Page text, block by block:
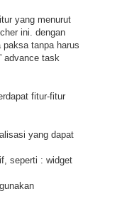
yang menurut
ini. dengan
tanpa harus
advance task
fitur-fitur
yang dapat
seperti : widget